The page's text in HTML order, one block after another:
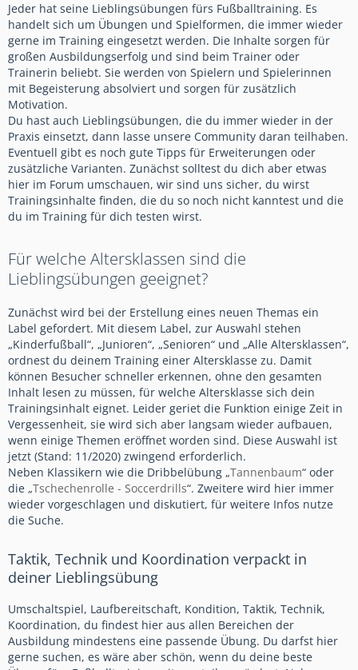
Jeder hat seine Lieblingsübungen fürs Fußballtraining. Es
handelt sich um Übungen und Spielformen, die immer wieder
gerne im Training eingesetzt werden. Die Inhalte sorgen für
großen Ausbildungserfolg und sind beim Trainer oder
Trainerin beliebt. Sie werden von Spielern und Spielerinnen
mit Begeisterung absolviert und sorgen für zusätzlich
Motivation.
Du hast auch Lieblingsübungen, die du immer wieder in der
Praxis einsetzt, dann lasse unsere Community daran teilhaben.
Eventuell gibt es noch gute Tipps für Erweiterungen oder
zusätzliche Varianten. Zunächst solltest du dich aber etwas
hier im Forum umschauen, wir sind uns sicher, du wirst
Trainingsinhalte finden, die du so noch nicht kanntest und die
du im Training für dich testen wirst.
Für welche Altersklassen sind die
Lieblingsübungen geeignet?
Zunächst wird bei der Erstellung eines neuen Themas ein
Label gefordert. Mit diesem Label, zur Auswahl stehen
„Kinderfußball“, „Junioren“, „Senioren“ und „Alle Altersklassen“,
ordnest du deinem Training einer Altersklasse zu. Damit
können Besucher schneller erkennen, ohne den gesamten
Inhalt lesen zu müssen, für welche Altersklasse sich dein
Trainingsinhalt eignet. Leider geriet die Funktion einige Zeit in
Vergessenheit, sie wird sich aber langsam wieder aufbauen,
wenn einige Themen eröffnet worden sind. Diese Auswahl ist
jetzt (Stand: 11/2020) zwingend erforderlich.
Neben Klassikern wie die Dribbelübung „Tannenbaum“ oder
die „Tschechenrolle - Soccerdrills“. Zweitere wird hier immer
wieder vorgeschlagen und diskutiert, für weitere Infos nutze
die Suche.
Taktik, Technik und Koordination verpackt in
deiner Lieblingsübung
Umschaltspiel, Laufbereitschaft, Kondition, Taktik, Technik,
Koordination, du findest hier aus allen Bereichen der
Ausbildung mindestens eine passende Übung. Du darfst hier
gerne suchen, es wäre aber schön, wenn du deine beste